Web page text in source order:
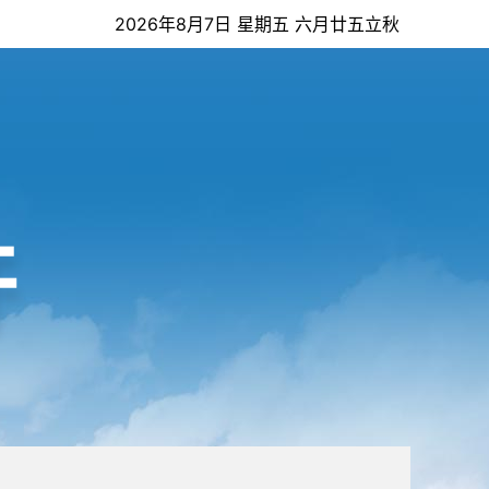
2026年8月7日 星期五 六月廿五立秋